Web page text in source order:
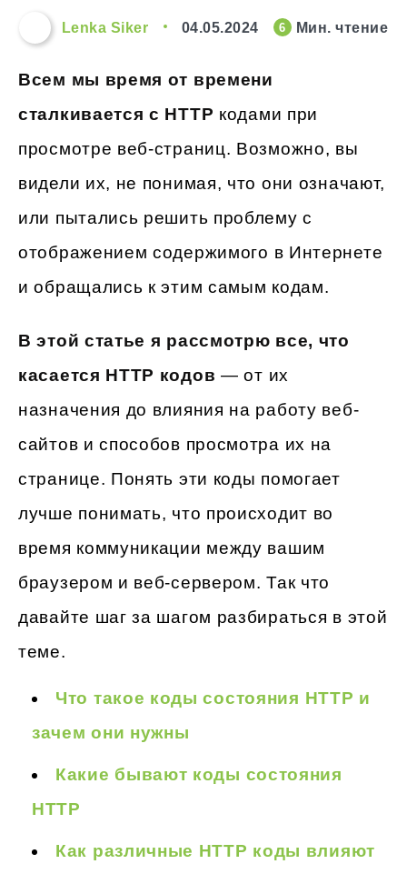
Lenka Siker 04.05.2024 6 Мин. чтение
Всем мы время от времени
сталкивается с HTTP кодами при
просмотре веб-страниц. Возможно, вы
видели их, не понимая, что они означают,
или пытались решить проблему с
отображением содержимого в Интернете
и обращались к этим самым кодам.
В этой статье я рассмотрю все, что
касается HTTP кодов — от их
назначения до влияния на работу веб-
сайтов и способов просмотра их на
странице. Понять эти коды помогает
лучше понимать, что происходит во
время коммуникации между вашим
браузером и веб-сервером. Так что
давайте шаг за шагом разбираться в этой
теме.
Что такое коды состояния HTTP и
зачем они нужны
Какие бывают коды состояния
HTTP
Как различные HTTP коды влияют